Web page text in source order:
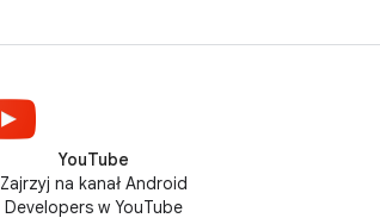
YouTube
Zajrzyj na kanał Android
Developers w YouTube